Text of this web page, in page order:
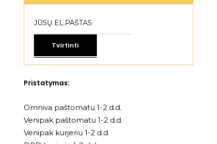
Tvirtinti
Pristatymas:
Omniva paštomatu 1-2 d.d.
Venipak paštomatu 1-2 d.d.
Venipak kurjeriu 1-2 d.d.